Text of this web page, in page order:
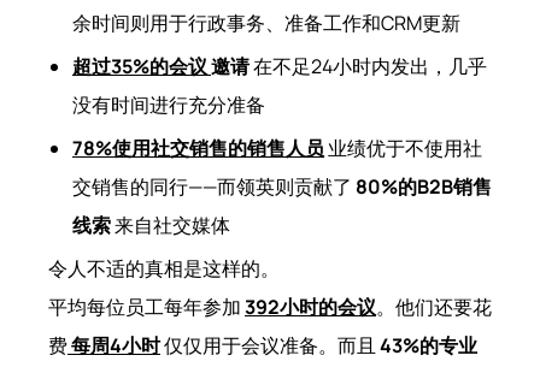
余时间则用于行政事务、准备工作和CRM更新
超过35%的会议邀请在不足24小时内发出，几乎
没有时间进行充分准备
78%使用社交销售的销售人员 业绩优于不使用社
交销售的同行——而领英则贡献了 80%的B2B销售
线索来自社交媒体
令人不适的真相是这样的。
平均每位员工每年参加392小时的会议。他们还要花
费每周4小时仅仅用于会议准备。而且 43%的专业